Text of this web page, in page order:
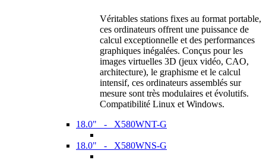
Véritables stations fixes au format portable,
ces ordinateurs offrent une puissance de
calcul exceptionnelle et des performances
graphiques inégalées. Conçus pour les
images virtuelles 3D (jeux vidéo, CAO,
architecture), le graphisme et le calcul
intensif, ces ordinateurs assemblés sur
mesure sont très modulaires et évolutifs.
Compatibilité Linux et Windows.
18.0" - X580WNT-G
18.0" - X580WNS-G